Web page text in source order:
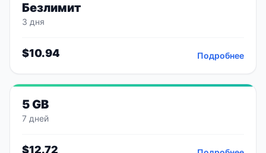
Безлимит
3 дня
$10.94 Подробнее
5 GB
7 дней
$12.72